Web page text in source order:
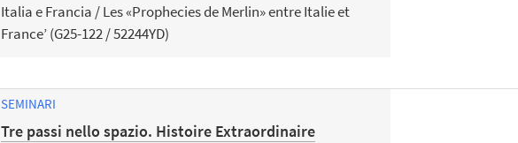
Italia e Francia / Les «Prophecies de Merlin» entre Italie et
France’ (G25-122 / 52244YD)
SEMINARI
Tre passi nello spazio. Histoire Extraordinaire